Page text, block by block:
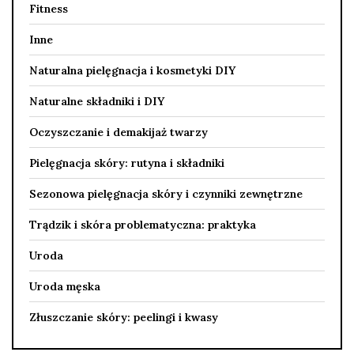
Fitness
Inne
Naturalna pielęgnacja i kosmetyki DIY
Naturalne składniki i DIY
Oczyszczanie i demakijaż twarzy
Pielęgnacja skóry: rutyna i składniki
Sezonowa pielęgnacja skóry i czynniki zewnętrzne
Trądzik i skóra problematyczna: praktyka
Uroda
Uroda męska
Złuszczanie skóry: peelingi i kwasy